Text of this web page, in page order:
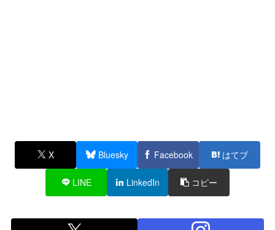
X Bluesky Facebook はてブ
LINE LinkedIn コピー